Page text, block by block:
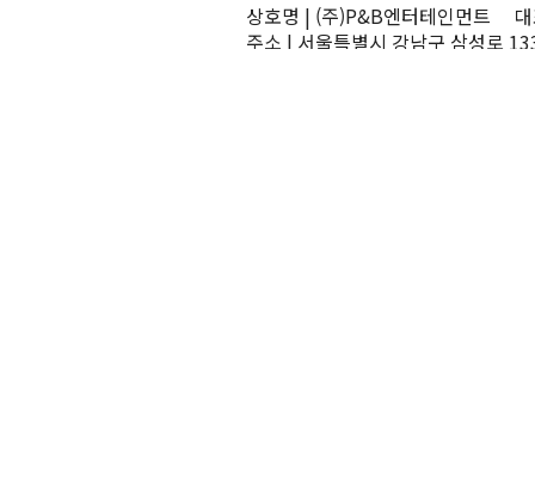
상호명 | (주)P&B엔터테인먼트
주소 | 서울특별시 강남구 삼성로